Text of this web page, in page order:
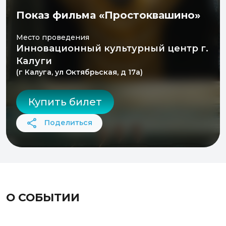
Показ фильма «Простоквашино»
Место проведения
Инновационный культурный центр г.
Калуги
(г Калуга, ул Октябрьская, д 17а)
Купить билет
Поделиться
О СОБЫТИИ